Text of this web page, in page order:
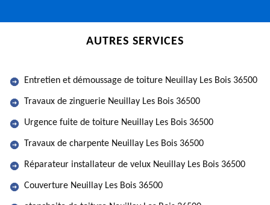
AUTRES SERVICES
Entretien et démoussage de toiture Neuillay Les Bois 36500
Travaux de zinguerie Neuillay Les Bois 36500
Urgence fuite de toiture Neuillay Les Bois 36500
Travaux de charpente Neuillay Les Bois 36500
Réparateur installateur de velux Neuillay Les Bois 36500
Couverture Neuillay Les Bois 36500